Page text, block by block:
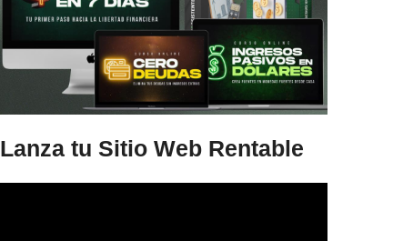
Lanza tu Sitio Web Rentable